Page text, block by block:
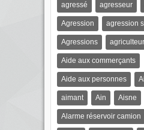
agressé agresseur
Agression agression
Agressions
Aide aux commerçants
Aide aux personnes
aimant Ain Aisne
Alarme réservoir camion